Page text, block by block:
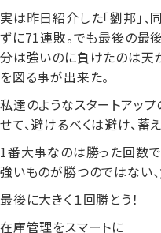
実は昨日紹介した「劉邦」
ずに71連敗。でも最後の最
分は強いのに負けたのは天
を図る事が出来た。
私達のようなスタートアッ
せて、避けるべくは避け、
1番大事なのは勝った回数で
強いものが勝つのではない
最後に大きく１回勝とう！
在庫管理をスマートに